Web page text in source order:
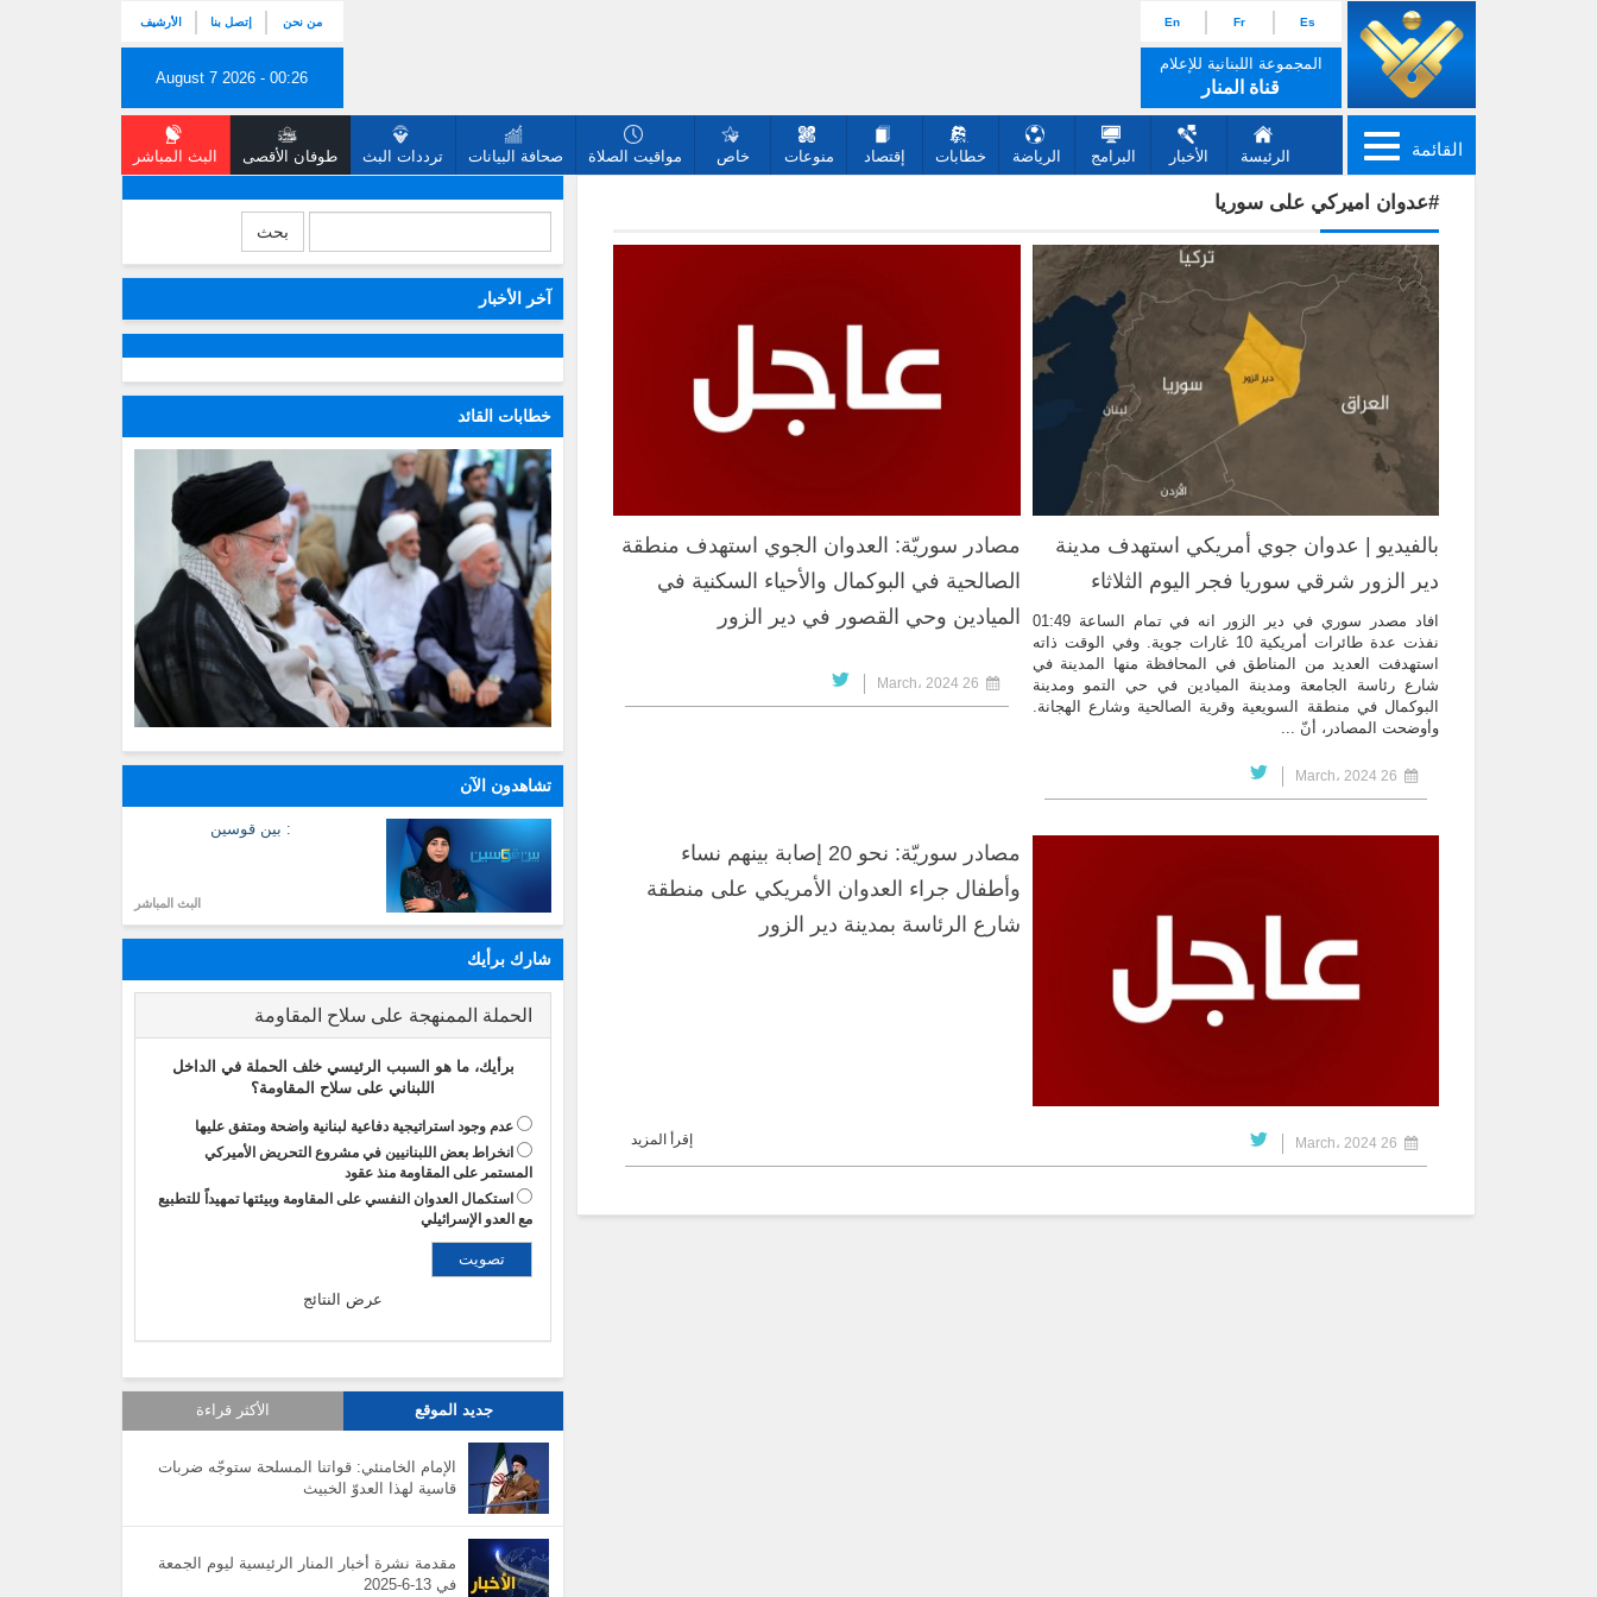
Es
Fr
En
المجموعة اللبنانية للإعلام
قناة المنار
من نحن إتصل بنا الأرشيف
August 7 2026 - 00:26
القائمة الرئيسة الأخبار البرامج الرياضة خطابات إقتصاد منوعات خاص مواقيت الصلاة صحافة البيانات ترددات البث طوفان الأقصى البث المباشر
#عدوان اميركي على سوريا
بالفيديو | عدوان جوي أمريكي استهدف مدينة
دير الزور شرقي سوريا فجر اليوم الثلاثاء
افاد مصدر سوري في دير الزور انه في تمام الساعة 01:49
نفذت عدة طائرات أمريكية 10 غارات جوية. وفي الوقت ذاته
استهدفت العديد من المناطق في المحافظة منها المدينة في
شارع رئاسة الجامعة ومدينة الميادين في حي التمو ومدينة
البوكمال في منطقة السويعية وقرية الصالحية وشارع الهجانة.
وأوضحت المصادر، أنّ ...
مصادر سوريّة: العدوان الجوي استهدف منطقة
الصالحية في البوكمال والأحياء السكنية في
الميادين وحي القصور في دير الزور
مصادر سوريّة: نحو 20 إصابة بينهم نساء
وأطفال جراء العدوان الأمريكي على منطقة
شارع الرئاسة بمدينة دير الزور
إقرأ المزيد
بحث
آخر الأخبار
خطابات القائد
تشاهدون الآن
: بين قوسين
البث المباشر
شارك برأيك
الحملة الممنهجة على سلاح المقاومة
برأيك، ما هو السبب الرئيسي خلف الحملة في الداخل
اللبناني على سلاح المقاومة؟
عدم وجود استراتيجية دفاعية لبنانية واضحة ومتفق عليها
انخراط بعض اللبنانيين في مشروع التحريض الأميركي
المستمر على المقاومة منذ عقود
استكمال العدوان النفسي على المقاومة وبيئتها تمهيداً للتطبيع
مع العدو الإسرائيلي
عرض النتائج
جديد الموقع الأكثر قراءة
الإمام الخامنئي: قواتنا المسلحة ستوجّه ضربات
قاسية لهذا العدوّ الخبيث
مقدمة نشرة أخبار المنار الرئيسية ليوم الجمعة
في 13-6-2025